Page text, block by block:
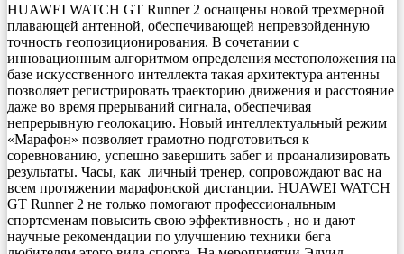
HUAWEI WATCH GT Runner 2 оснащены новой трехмерной
плавающей антенной, обеспечивающей непревзойденную
точность геопозиционирования. В сочетании с
инновационным алгоритмом определения местоположения на
базе искусственного интеллекта такая архитектура антенны
позволяет регистрировать траекторию движения и расстояние
даже во время прерываний сигнала, обеспечивая
непрерывную геолокацию. Новый интеллектуальный режим
«Марафон» позволяет грамотно подготовиться к
соревнованию, успешно завершить забег и проанализировать
результаты. Часы, как личный тренер, сопровождают вас на
всем протяжении марафонской дистанции. HUAWEI WATCH
GT Runner 2 не только помогают профессиональным
спортсменам повысить свою эффективность , но и дают
научные рекомендации по улучшению техники бега